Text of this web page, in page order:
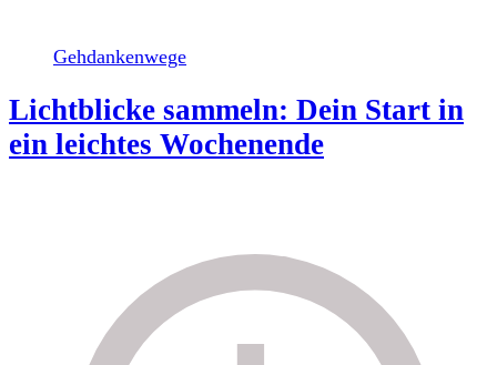
Gehdankenwege
Lichtblicke sammeln: Dein Start in
ein leichtes Wochenende